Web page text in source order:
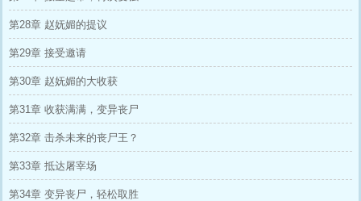
第28章 赵妩媚的提议
第29章 接受邀请
第30章 赵妩媚的大收获
第31章 收获满满，变异丧尸
第32章 击杀未来的丧尸王？
第33章 抵达屠宰场
第34章 变异丧尸，轻松取胜